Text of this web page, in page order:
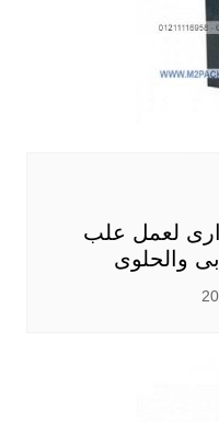
لعمل علب
والحلوى